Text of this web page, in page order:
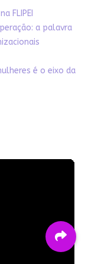
FLIPEI
a palavra
é o eixo da